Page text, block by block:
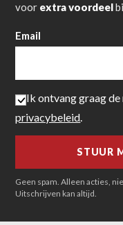
voor extra voordeel
Email
Ik ontvang graag
privacybeleid.
Geen spam. Alleen acties,
Uitschrijven kan altijd.